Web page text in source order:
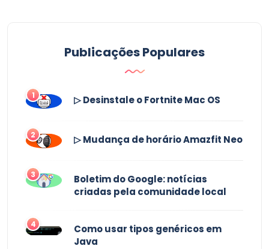
Publicações Populares
1 ▷ Desinstale o Fortnite Mac OS
2 ▷ Mudança de horário Amazfit Neo
3
Boletim do Google: notícias
criadas pela comunidade local
4
Como usar tipos genéricos em
Java